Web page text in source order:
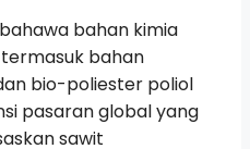
bahan kimia
bahan
bio-poliester poliol
pasaran global yang
sawit